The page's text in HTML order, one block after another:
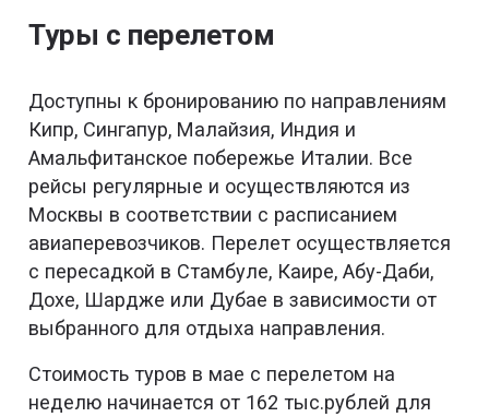
Туры с перелетом
Доступны к бронированию по направлениям
Кипр, Сингапур, Малайзия, Индия и
Амальфитанское побережье Италии. Все
рейсы регулярные и осуществляются из
Москвы в соответствии с расписанием
авиаперевозчиков. Перелет осуществляется
с пересадкой в Стамбуле, Каире, Абу-Даби,
Дохе, Шардже или Дубае в зависимости от
выбранного для отдыха направления.
Стоимость туров в мае с перелетом на
неделю начинается от 162 тыс.рублей для